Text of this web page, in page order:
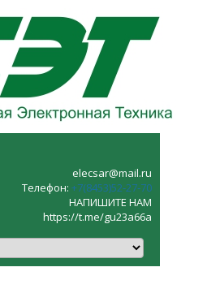
elecsar@mail.ru
Телефон: +7(8453)52‑27‑70
НАПИШИТЕ НАМ
https://t.me/gu23a66a